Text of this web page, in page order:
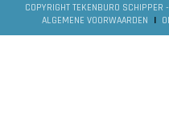
COPYRIGHT TEKENBURO
ALGEMENE VOORWAARDEN |